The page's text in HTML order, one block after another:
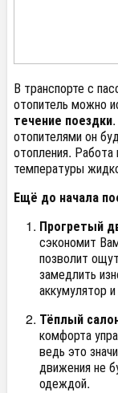
В транспорте с
отопитель можно
течение поездки
отопителями он
отопления. Работа
температуры
Ещё до начала
Прогретый
сэкономит
позволит
замедлить
аккумулятор
Тёплый
комфорта
ведь это
движения не
одеждой.